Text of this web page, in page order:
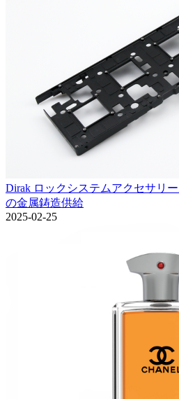
Dirak ロックシステムアクセサリ
の金属鋳造供給
2025-02-25